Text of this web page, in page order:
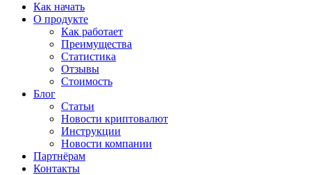
Как начать
О продукте
Как работает
Преимущества
Статистика
Отзывы
Стоимость
Блог
Статьи
Новости криптовалют
Инструкции
Новости компании
Партнёрам
Контакты